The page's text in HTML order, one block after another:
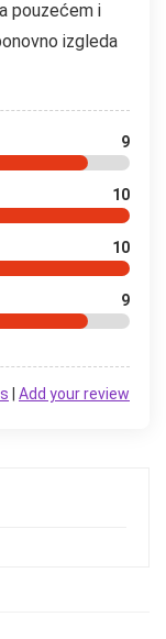
pouzećem i
izgleda
9
10
10
9
Add your review